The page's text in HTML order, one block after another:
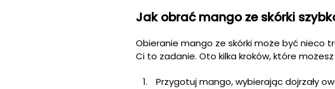
Jak obrać mango ze skórki
Obieranie mango ze skórki może być nieco
Ci to zadanie. Oto kilka kroków, które
Przygotuj mango, wybierając dojrzały